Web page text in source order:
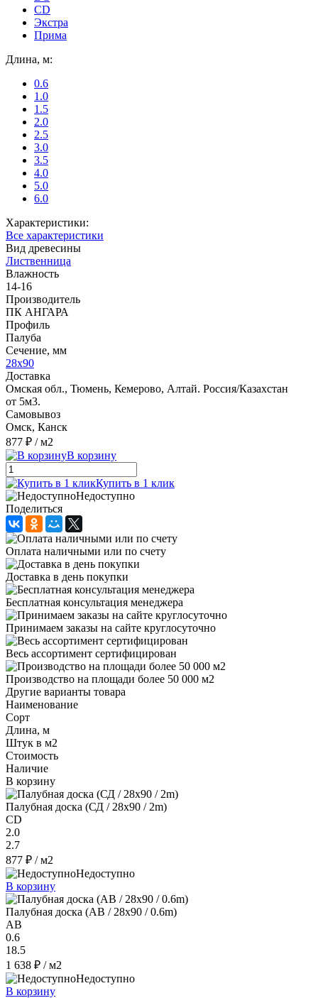
CD
Экстра
Прима
Длина, м:
0.6
1.0
1.5
2.0
2.5
3.0
3.5
4.0
5.0
6.0
Характеристики:
Все характеристики
Вид древесины
Лиственница
Влажность
14-16
Производитель
ПК АНГАРА
Профиль
Палуба
Сечение, мм
28x90
Доставка
Омская обл., Тюмень, Кемерово, Алтай. Россия/Казахстан
от 5м3.
Самовывоз
Омск, Канск
877 ₽ / м2
В корзину
Купить в 1 клик
Недоступно
Поделиться
Оплата наличными или по счету
Доставка в день покупки
Бесплатная консультация менеджера
Принимаем заказы на сайте круглосуточно
Весь ассортимент сертифицирован
Производство на площади более 50 000 м2
Другие варианты товара
Наименование
Сорт
Длина, м
Штук в м2
Стоимость
Наличие
В корзину
Палубная доска (СД / 28x90 / 2m)
CD
2.0
2.7
877 ₽ / м2
Недоступно
В корзину
Палубная доска (AB / 28x90 / 0.6m)
AB
0.6
18.5
1 638 ₽ / м2
Недоступно
В корзину